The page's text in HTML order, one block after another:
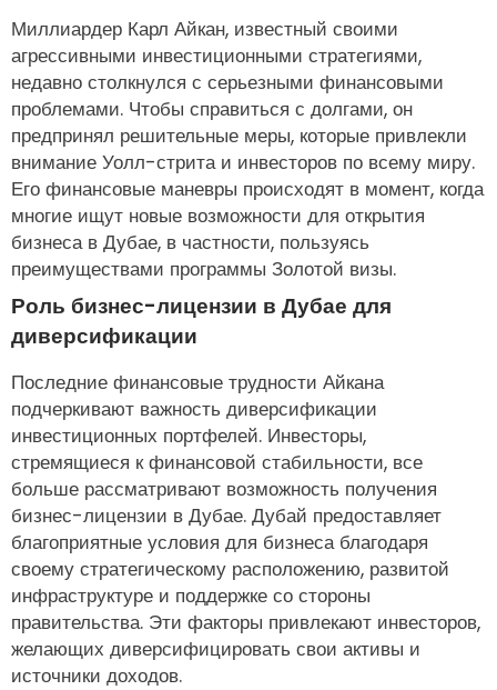
Миллиардер Карл Айкан, известный своими
агрессивными инвестиционными стратегиями,
недавно столкнулся с серьезными финансовыми
проблемами. Чтобы справиться с долгами, он
предпринял решительные меры, которые привлекли
внимание Уолл-стрита и инвесторов по всему миру.
Его финансовые маневры происходят в момент, когда
многие ищут новые возможности для открытия
бизнеса в Дубае, в частности, пользуясь
преимуществами программы Золотой визы.
Роль бизнес-лицензии в Дубае для
диверсификации
Последние финансовые трудности Айкана
подчеркивают важность диверсификации
инвестиционных портфелей. Инвесторы,
стремящиеся к финансовой стабильности, все
больше рассматривают возможность получения
бизнес-лицензии в Дубае. Дубай предоставляет
благоприятные условия для бизнеса благодаря
своему стратегическому расположению, развитой
инфраструктуре и поддержке со стороны
правительства. Эти факторы привлекают инвесторов,
желающих диверсифицировать свои активы и
источники доходов.